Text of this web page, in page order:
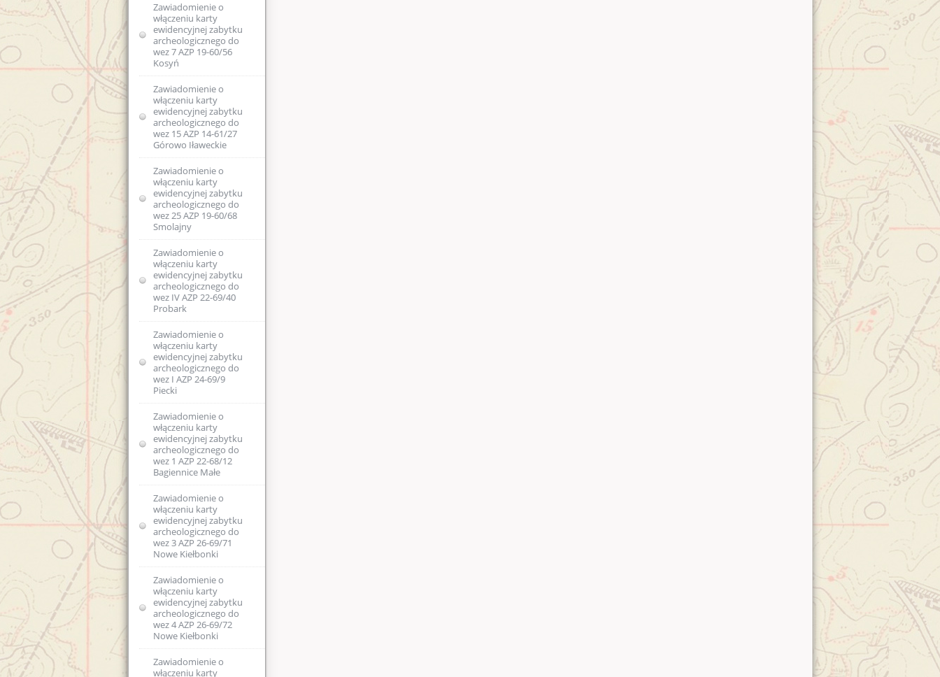
Zawiadomienie o
zamiarze włączenia
karty ewidencyjnej
zabytku
archeologicznego
lądowego do
Wojewódzkiej
ewidencji
zabytków 9 AZP 23-
62/25 Łęgajny
Zawiadomienie o
zamiarze
sporządzenia
nowej karty
ewidencyjnej
zabytku
archeologicznego
lądowego w
wojewódzkiej
zabytków nr 2 AZP
20-67/12 w obrębie
Samławki
Zawiadomienie o
nowej karty
ewidencyjnej
zabytku
archeologicznego
lądowego w
wojewódzkiej
ewidencji
zabytków 2 AZP 23-
70/1 Kosewo
Zawiadomienie o
zamiarze włączenia
do wojewódzkiej
karty ewidencyjnej
zabytku
archeologicznego
lądowego AZP 19-
68/54
Zawiadomienie o
wszczęciu
postępowania
administracyjnego
w sprawie wydania
pozwolenia na
prowadzenie
archeologicznych
badań
powierzchniowych
w zakresie
Zawiadomienie o
włączeniu karty
ewidencyjnej zabytku
archeologicznego do
wez 7 AZP 19-60/56
Kosyń
Zawiadomienie o
włączeniu karty
ewidencyjnej zabytku
archeologicznego do
wez 15 AZP 14-61/27
Górowo Iławeckie
Zawiadomienie o
włączeniu karty
ewidencyjnej zabytku
archeologicznego do
wez 25 AZP 19-60/68
Smolajny
Zawiadomienie o
włączeniu karty
ewidencyjnej zabytku
archeologicznego do
wez IV AZP 22-69/40
Probark
Zawiadomienie o
włączeniu karty
ewidencyjnej zabytku
archeologicznego do
wez I AZP 24-69/9
Piecki
Zawiadomienie o
włączeniu karty
ewidencyjnej zabytku
archeologicznego do
wez 1 AZP 22-68/12
Bagiennice Małe
Zawiadomienie o
włączeniu karty
ewidencyjnej zabytku
archeologicznego do
wez 3 AZP 26-69/71
Nowe Kiełbonki
Zawiadomienie o
włączeniu karty
ewidencyjnej zabytku
archeologicznego do
wez 4 AZP 26-69/72
Nowe Kiełbonki
Zawiadomienie o
włączeniu karty